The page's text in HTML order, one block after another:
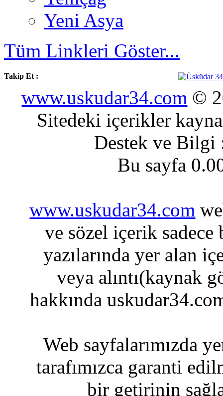
Yeni Asya
Tüm Linkleri Göster...
Takip Et :
www.uskudar34.com ©
Sitedeki içerikler
Destek ve
Bu sayfa
www.uskudar34.com
ve sözel içerik sadece
yazılarında yer alan
veya alıntı(kaynak
hakkında
Web sayfalarımızda
tarafımızca garanti
bir getirinin